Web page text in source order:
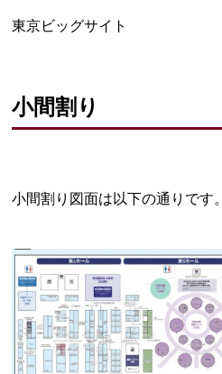
東京ビッグサイト
小間割り
小間割り図面は以下の通りです。